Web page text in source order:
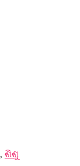
, ଶିଶୁ